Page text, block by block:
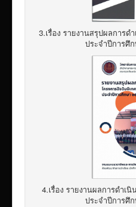
3.เรื่อง รายงานสรุปผลการ
ประจำปีการศึ
4.เรื่อง รายงานผลการดำเ
ประจำปีการศึ